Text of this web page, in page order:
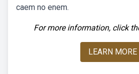
caem no enem.
For more information, click
LEARN MORE